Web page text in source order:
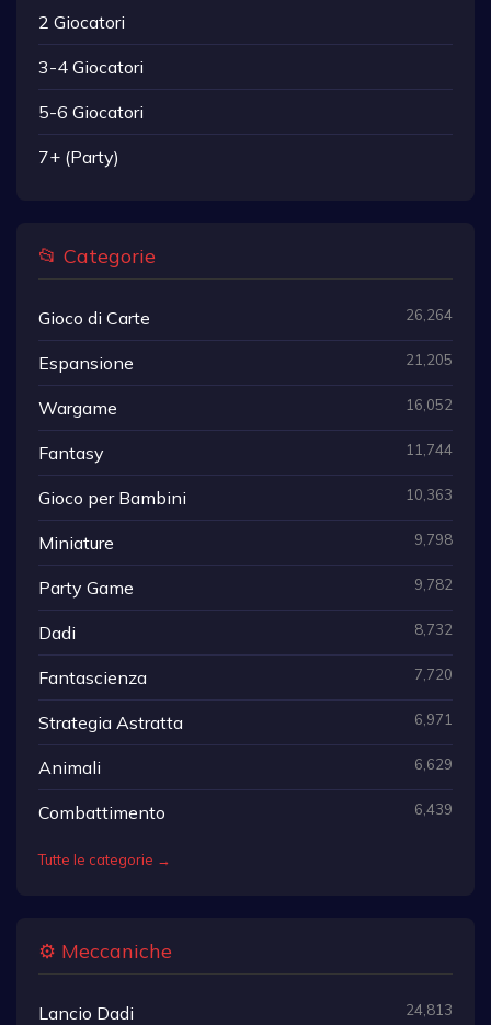
2 Giocatori
3-4 Giocatori
5-6 Giocatori
7+ (Party)
📂 Categorie
Gioco di Carte 26,264
Espansione 21,205
Wargame 16,052
Fantasy 11,744
Gioco per Bambini 10,363
Miniature 9,798
Party Game 9,782
Dadi 8,732
Fantascienza 7,720
Strategia Astratta 6,971
Animali 6,629
Combattimento 6,439
Tutte le categorie →
⚙️ Meccaniche
Lancio Dadi 24,813